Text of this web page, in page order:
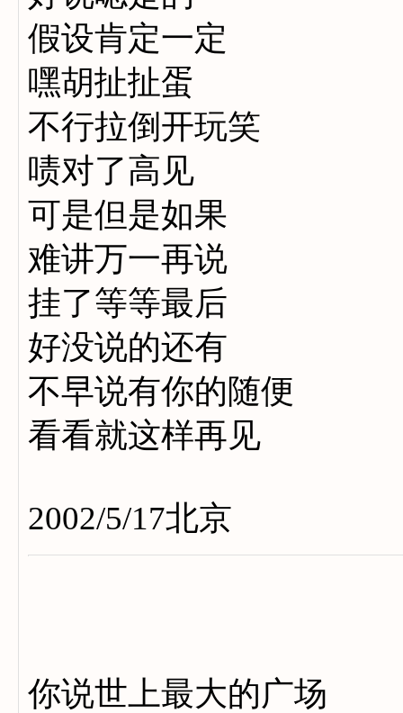
假设肯定一定
嘿胡扯扯蛋
不行拉倒开玩笑
啧对了高见
可是但是如果
难讲万一再说
挂了等等最后
好没说的还有
不早说有你的随便
看看就这样再见
2002/5/17北京
你说世上最大的广场